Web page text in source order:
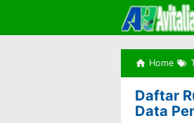
Home
Daftar
Data